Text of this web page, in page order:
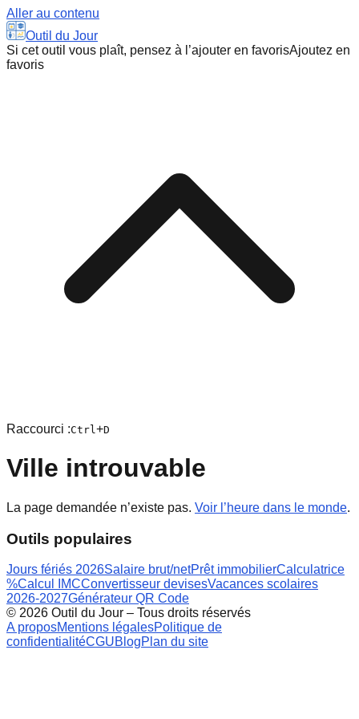
Aller au contenu
Outil du Jour
Si cet outil vous plaît, pensez à l’ajouter en favorisAjoutez en
favoris
Raccourci :Ctrl+D
Ville introuvable
La page demandée n’existe pas. Voir l’heure dans le monde.
Outils populaires
Jours fériés 2026Salaire brut/netPrêt immobilierCalculatrice
%Calcul IMCConvertisseur devisesVacances scolaires
2026-2027Générateur QR Code
© 2026 Outil du Jour – Tous droits réservés
A proposMentions légalesPolitique de
confidentialitéCGUBlogPlan du site